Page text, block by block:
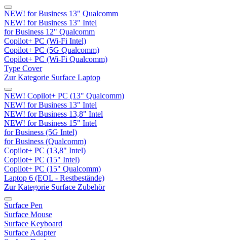
NEW! for Business 13" Qualcomm
NEW! for Business 13" Intel
for Business 12" Qualcomm
Copilot+ PC (Wi-Fi Intel)
Copilot+ PC (5G Qualcomm)
Copilot+ PC (Wi-Fi Qualcomm)
Type Cover
Zur Kategorie Surface Laptop
NEW! Copilot+ PC (13" Qualcomm)
NEW! for Business 13" Intel
NEW! for Business 13,8" Intel
NEW! for Business 15" Intel
for Business (5G Intel)
for Business (Qualcomm)
Copilot+ PC (13,8" Intel)
Copilot+ PC (15" Intel)
Copilot+ PC (15" Qualcomm)
Laptop 6 (EOL - Restbestände)
Zur Kategorie Surface Zubehör
Surface Pen
Surface Mouse
Surface Keyboard
Surface Adapter